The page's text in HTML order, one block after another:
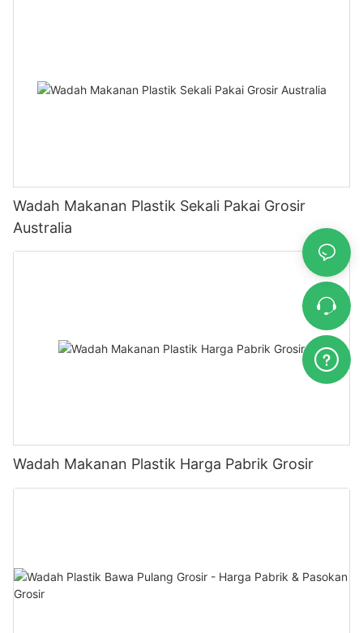
Wadah Makanan Plastik Sekali Pakai Grosir
Australia
Wadah Makanan Plastik Harga Pabrik Grosir